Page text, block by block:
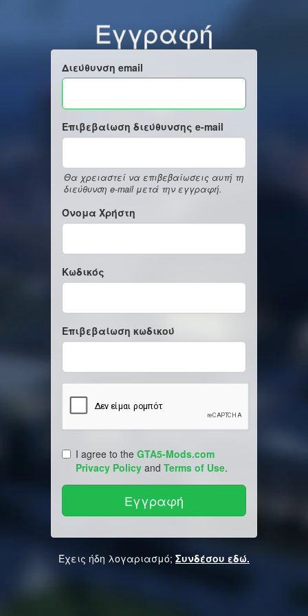
Εγγραφή
Διεύθυνση email
Επιβεβαίωση διεύθυνσης e-mail
Θα χρειαστεί να επιβεβαίωσεις αυτή τη
διεύθυνση e-mail μετά την εγγραφή.
Όνομα Χρήστη
Κωδικός
Επιβεβαίωση κωδικού
I agree to the GTA5-Mods.com
Privacy Policy and Terms of Use.
Έχεις ήδη λογαριασμό; Συνδέσου εδώ.